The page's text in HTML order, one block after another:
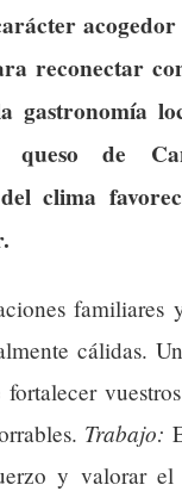
reconectar
gastronomía
de
clima
familiares
cálidas.
Trabajo:
y valorar el